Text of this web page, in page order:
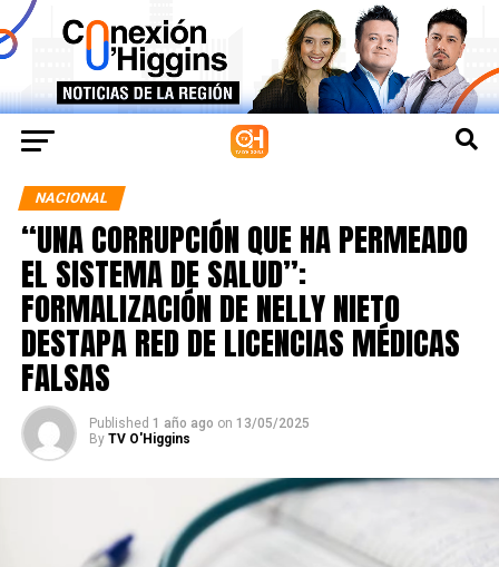
NACIONAL
“UNA CORRUPCIÓN QUE HA PERMEADO
EL SISTEMA DE SALUD”:
FORMALIZACIÓN DE NELLY NIETO
DESTAPA RED DE LICENCIAS MÉDICAS
FALSAS
Published 1 año ago on 13/05/2025
By TV O'Higgins